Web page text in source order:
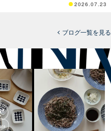
2026.07.23
ブログ一覧を見る